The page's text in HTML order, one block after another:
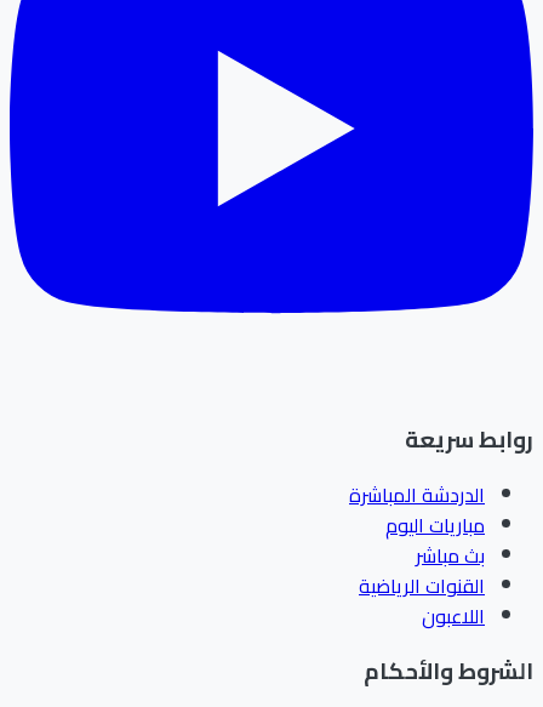
سريعة
الدردشة المباشرة
مباريات اليوم
بث مباشر
القنوات الرياضية
اللاعبون
والأحكام